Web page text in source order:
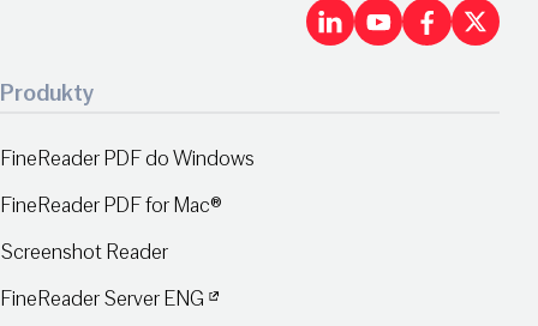
LinkedInX
Produkty
FineReader PDF do Windows
FineReader PDF for Mac®
Screenshot Reader
FineReader Server ENG